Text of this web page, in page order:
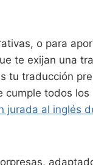
o para
te exijan una
tu traducción
cumple todos los
jurada al inglés